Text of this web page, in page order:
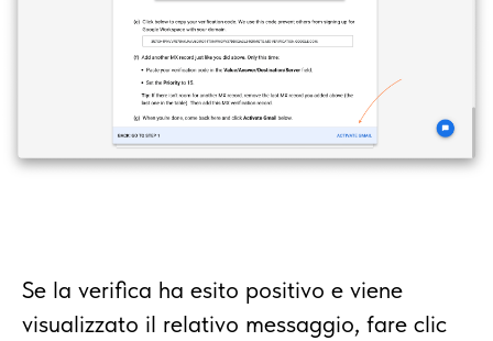
Se la verifica ha esito positivo e viene
visualizzato il relativo messaggio, fare clic